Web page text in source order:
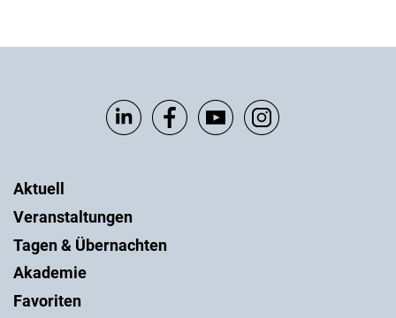
Aktuell
Veranstaltungen
Tagen & Übernachten
Akademie
Favoriten